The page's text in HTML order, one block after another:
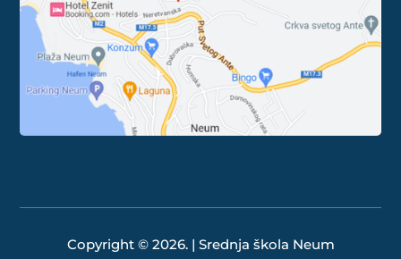
Copyright © 2026. | Srednja škola Neum